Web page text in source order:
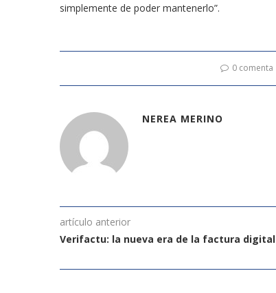
simplemente de poder mantenerlo”.
0 comenta
NEREA MERINO
artículo anterior
Verifactu: la nueva era de la factura digital